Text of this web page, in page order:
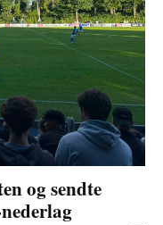
og sendte